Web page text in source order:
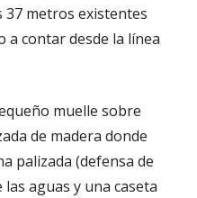
37 metros existentes
a contar desde la línea
muelle sobre
de madera donde
palizada (defensa de
aguas y una caseta